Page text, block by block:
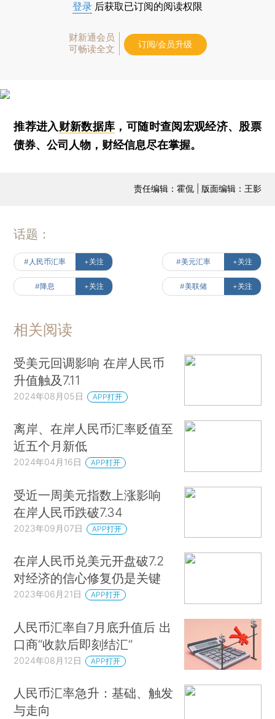
登录 后获取已订阅的阅读权限
财新通会员
可畅读全文
订阅/会员升级
推荐进入财新数据库 ，可随时查阅宏观经济、股票
债券、公司人物，财经信息尽在掌握。
责任编辑：霍侃 | 版面编辑：王影
话题：
#人民币汇率 +关注 #美元汇率 +关注
#降息 +关注 #美联储 +关注
相关阅读
受美元回调影响 在岸人民币
升值触及7.11
2024年08月05日 APP打开
离岸、在岸人民币汇率贬值至
近五个月新低
2024年04月16日 APP打开
受近一周美元指数上涨影响
在岸人民币跌破7.34
2023年09月07日 APP打开
在岸人民币兑美元开盘破7.2
对经济的信心修复仍是关键
2023年06月21日 APP打开
人民币汇率自7月底升值后 出
口商“收款后即刻结汇”
2024年08月12日 APP打开
人民币汇率急升：基础、触发
与走向